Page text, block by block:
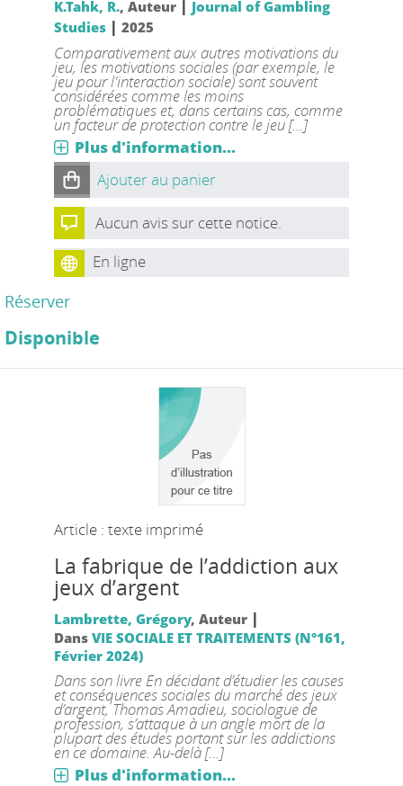
K.Tahk, R., Auteur | Journal of Gambling
Studies| 2025
Comparativement aux autres motivations du
jeu, les motivations sociales (par exemple, le
jeu pour l'interaction sociale) sont souvent
considérées comme les moins
problématiques et, dans certains cas, comme
un facteur de protection contre le jeu [...]
Plus d'information...
Ajouter au panier
Aucun avis sur cette notice.
En ligne
Réserver
Disponible
Article : texte imprimé
La fabrique de l’addiction aux
jeux d’argent
Lambrette, Grégory, Auteur |
Dans VIE SOCIALE ET TRAITEMENTS (N°161,
Février 2024)
Dans son livre En décidant d’étudier les causes
et conséquences sociales du marché des jeux
d’argent, Thomas Amadieu, sociologue de
profession, s’attaque à un angle mort de la
plupart des études portant sur les addictions
en ce domaine. Au-delà [...]
Plus d'information...